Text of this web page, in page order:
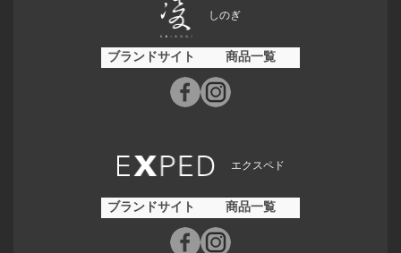
しのぎ
ブランドサイト 商品一覧
エクスペド
ブランドサイト 商品一覧